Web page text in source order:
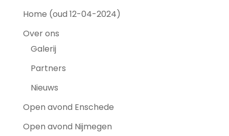
Home (oud 12-04-2024)
Over ons
Galerij
Partners
Nieuws
Open avond Enschede
Open avond Nijmegen